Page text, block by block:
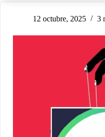
12 octubre, 2025 3